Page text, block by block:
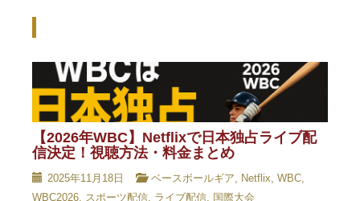
【2026年WBC】Netflixで日本独占ライブ配
信決定！視聴方法・料金まとめ
2025年11月18日 ベースボールギア Netflix WBC
WBC2026
スポーツ配信 ライブ配信 国際大会